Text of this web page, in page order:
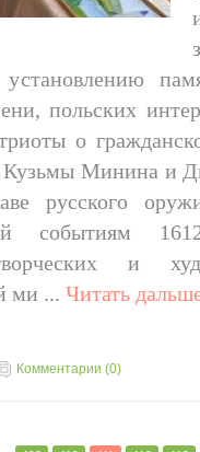
польских
о
Кузьмы Минина и
русского
событиям
и
ми ... Читать
Комментарии (0)